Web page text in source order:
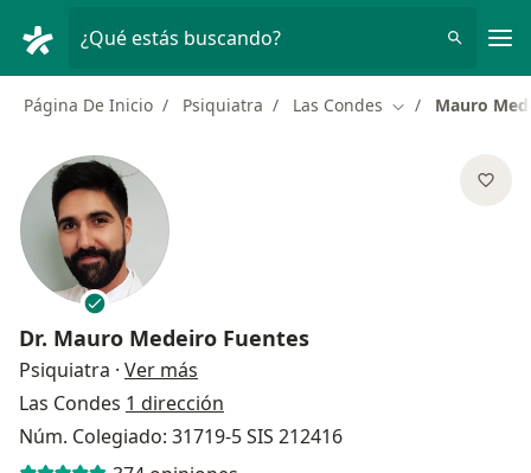
¿Qué estás buscando?
Página De Inicio Psiquiatra Las Condes Cambiar de
Mauro
Dr. Mauro Medeiro Fuentes
Psiquiatra · Ver más
Las Condes 1 dirección
Núm. Colegiado: 31719-5 SIS 212416